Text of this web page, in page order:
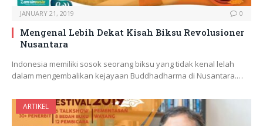
JANUARY 21, 2019 0
Mengenal Lebih Dekat Kisah Biksu Revolusioner
Nusantara
Indonesia memiliki sosok seorang biksu yang tidak kenal lelah
dalam mengembalikan kejayaan Buddhadharma di Nusantara.…
ARTIKEL